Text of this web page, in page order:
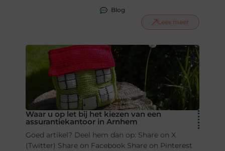
Blog
Lees meer
Waar u op let bij het kiezen van een
assurantiekantoor in Arnhem
Goed artikel? Deel hem dan op: Share on X
(Twitter) Share on Facebook Share on Pinterest